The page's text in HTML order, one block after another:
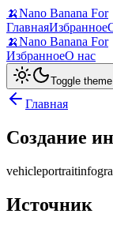
🍌Nano Banana For
ГлавнаяИзбранное
🍌Nano Banana For
ИзбранноеО нас
Toggle theme
Главная
Создание
vehicleportrait
Источник